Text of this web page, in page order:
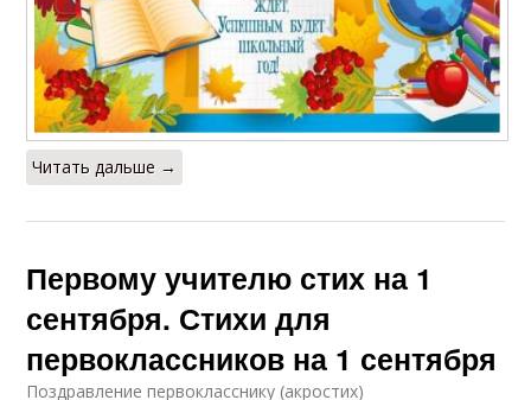
Читать дальше →
Первому учителю стих на 1
сентября. Стихи для
первоклассников на 1 сентября
Поздравление первокласснику (акростих)